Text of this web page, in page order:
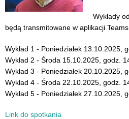
Wykłady
będą transmitowane w aplikacji
Wykład 1 - Poniedziałek 13.10.2025,
Wykład 2 - Środa 15.10.2025, godz.
Wykład 3 - Poniedziałek 20.10.2025,
Wykład 4 - Środa 22.10.2025, godz.
Wykład 5 - Poniedziałek 27.10.2025,
Link do spotkania